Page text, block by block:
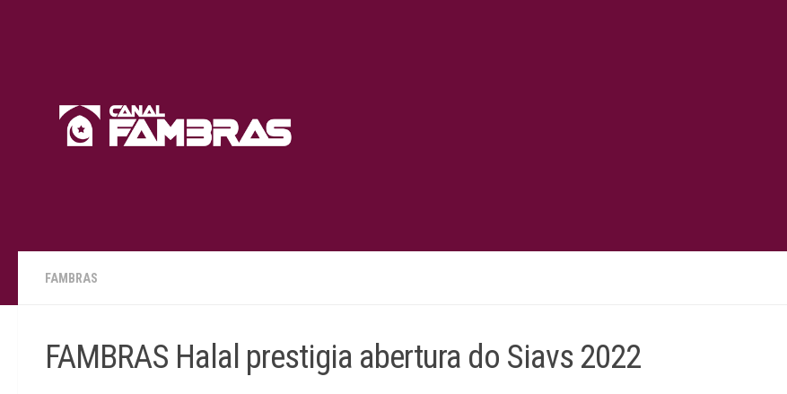
FAMBRAS
FAMBRAS Halal prestigia abertura do Siavs 2022